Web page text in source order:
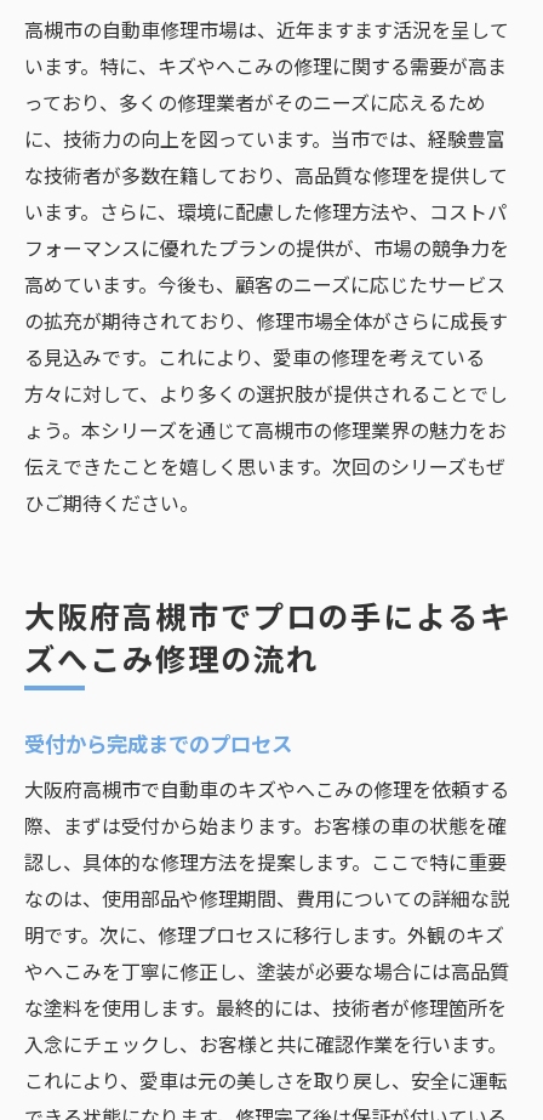
高槻市の自動車修理市場は、近年ますます活況を呈して
います。特に、キズやへこみの修理に関する需要が高ま
っており、多くの修理業者がそのニーズに応えるため
に、技術力の向上を図っています。当市では、経験豊富
な技術者が多数在籍しており、高品質な修理を提供して
います。さらに、環境に配慮した修理方法や、コストパ
フォーマンスに優れたプランの提供が、市場の競争力を
高めています。今後も、顧客のニーズに応じたサービス
の拡充が期待されており、修理市場全体がさらに成長す
る見込みです。これにより、愛車の修理を考えている
方々に対して、より多くの選択肢が提供されることでし
ょう。本シリーズを通じて高槻市の修理業界の魅力をお
伝えできたことを嬉しく思います。次回のシリーズもぜ
ひご期待ください。
大阪府高槻市でプロの手によるキ
ズへこみ修理の流れ
受付から完成までのプロセス
大阪府高槻市で自動車のキズやへこみの修理を依頼する
際、まずは受付から始まります。お客様の車の状態を確
認し、具体的な修理方法を提案します。ここで特に重要
なのは、使用部品や修理期間、費用についての詳細な説
明です。次に、修理プロセスに移行します。外観のキズ
やへこみを丁寧に修正し、塗装が必要な場合には高品質
な塗料を使用します。最終的には、技術者が修理箇所を
入念にチェックし、お客様と共に確認作業を行います。
これにより、愛車は元の美しさを取り戻し、安全に運転